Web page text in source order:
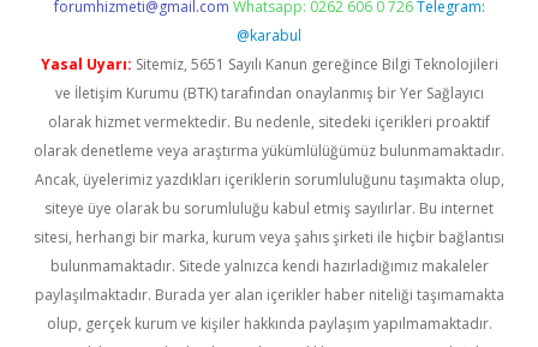
forumhizmeti@gmail.com Whatsapp: 0262 606 0 726 Telegram:
@karabul
Yasal Uyarı: Sitemiz, 5651 Sayılı Kanun gereğince Bilgi Teknolojileri
ve İletişim Kurumu (BTK) tarafından onaylanmış bir Yer Sağlayıcı
olarak hizmet vermektedir. Bu nedenle, sitedeki içerikleri proaktif
olarak denetleme veya araştırma yükümlülüğümüz bulunmamaktadır.
Ancak, üyelerimiz yazdıkları içeriklerin sorumluluğunu taşımakta olup,
siteye üye olarak bu sorumluluğu kabul etmiş sayılırlar. Bu internet
sitesi, herhangi bir marka, kurum veya şahıs şirketi ile hiçbir bağlantısı
bulunmamaktadır. Sitede yalnızca kendi hazırladığımız makaleler
paylaşılmaktadır. Burada yer alan içerikler haber niteliği taşımamakta
olup, gerçek kurum ve kişiler hakkında paylaşım yapılmamaktadır.